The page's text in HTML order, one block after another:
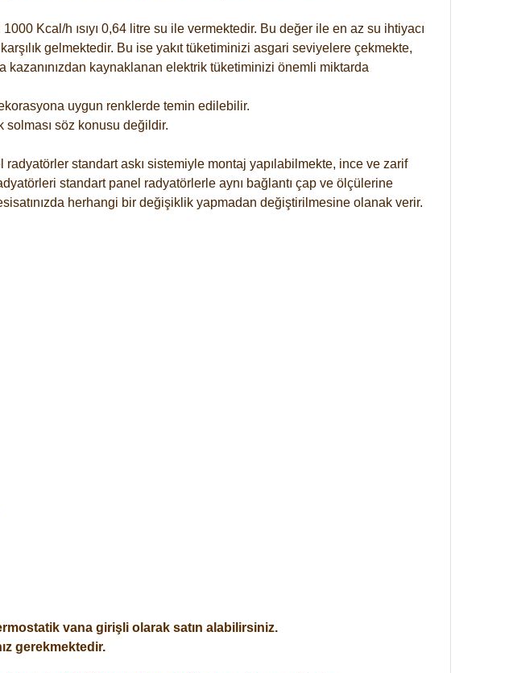
Kcal/h ısıyı 0,64 litre su ile vermektedir. Bu değer ile en az su ihtiyacı
gelmektedir. Bu ise yakıt tüketiminizi asgari seviyelere çekmekte,
kazanınızdan kaynaklanan elektrik tüketiminizi önemli miktarda
uygun renklerde temin edilebilir.
solması söz konusu değildir.
standart askı sistemiyle montaj yapılabilmekte, ince ve zarif
standart panel radyatörlerle aynı bağlantı çap ve ölçülerine
herhangi bir değişiklik yapmadan değiştirilmesine olanak verir.
vana girişli olarak satın alabilirsiniz.
gerekmektedir.